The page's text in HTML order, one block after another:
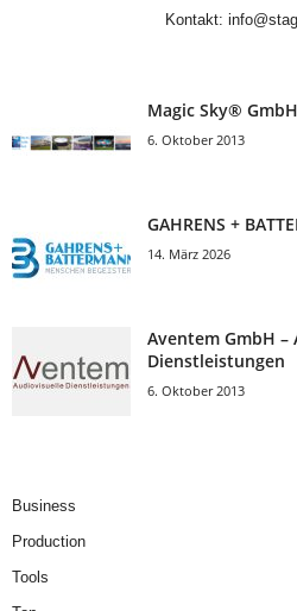
Kontakt:
Magic Sky® GmbH
6. Oktober 2013
GAHRENS +
14. März 2026
Aventem GmbH
Dienstleistungen
6. Oktober 2013
Business
Production
Tools